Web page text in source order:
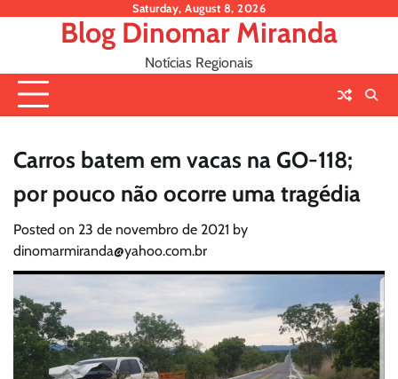
Saturday, August 8, 2026
Blog Dinomar Miranda
Notícias Regionais
Carros batem em vacas na GO-118;
por pouco não ocorre uma tragédia
Posted on 23 de novembro de 2021 by
dinomarmiranda@yahoo.com.br